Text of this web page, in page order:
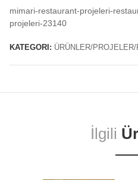
mimari-restaurant-projeleri-
projeleri-23140
KATEGORI: ÜRÜNLER/
İlgili